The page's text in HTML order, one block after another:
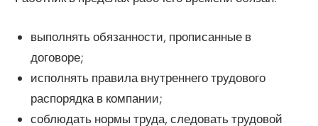
выполнять обязанности, прописанные в
договоре;
исполнять правила внутреннего трудового
распорядка в компании;
соблюдать нормы труда, следовать трудовой